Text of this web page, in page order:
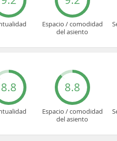
Espacio / comodidad
del asiento
8.8 8.8
Espacio / comodidad
del asiento